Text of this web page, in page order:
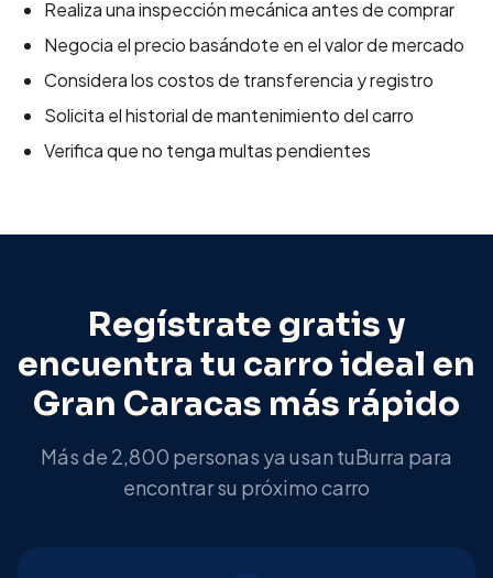
Realiza una inspección mecánica antes de comprar
Negocia el precio basándote en el valor de mercado
Considera los costos de transferencia y registro
Solicita el historial de mantenimiento del carro
Verifica que no tenga multas pendientes
Regístrate gratis y
encuentra tu carro ideal en
Gran Caracas más rápido
Más de 2,800 personas ya usan tuBurra para
encontrar su próximo carro